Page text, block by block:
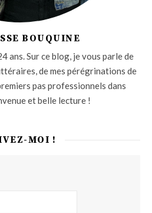
BOUQUINE
ans. Sur ce blog, je vous parle de
de mes pérégrinations de
pas professionnels dans
et belle lecture !
MOI !